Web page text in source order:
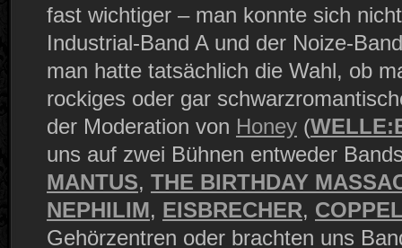
fast wichtiger – man konnte sich
Industrial-Band A und der Noize-
man hatte tatsächlich die Wahl, ob
rockiges oder gar
der Moderation von Honey (
uns auf zwei Bühnen entweder
MANTUS, THE BIRTHDAY
NEPHILIM, EISBRECHER,
Gehörzentren oder brachten uns